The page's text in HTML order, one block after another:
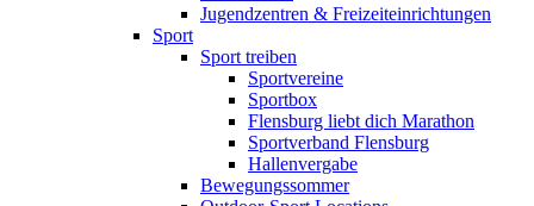
Jugendzentren & Freizeiteinrichtungen
Sport
Sport treiben
Sportvereine
Sportbox
Flensburg liebt dich Marathon
Sportverband Flensburg
Hallenvergabe
Bewegungssommer